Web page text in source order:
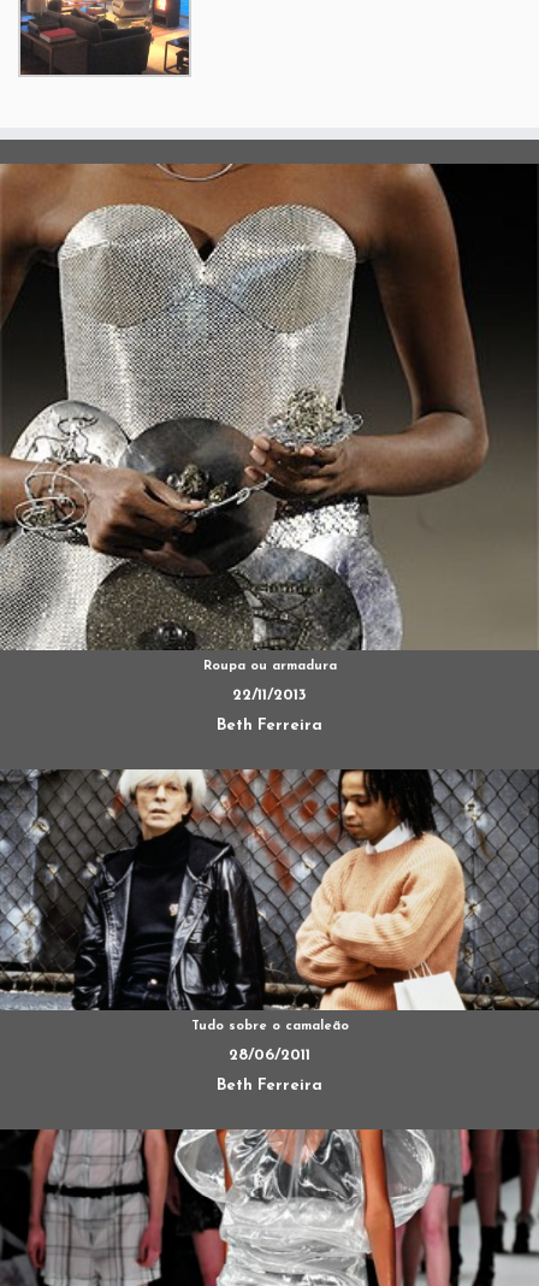
Roupa ou armadura
22/11/2013
Beth Ferreira
Tudo sobre o camaleão
28/06/2011
Beth Ferreira